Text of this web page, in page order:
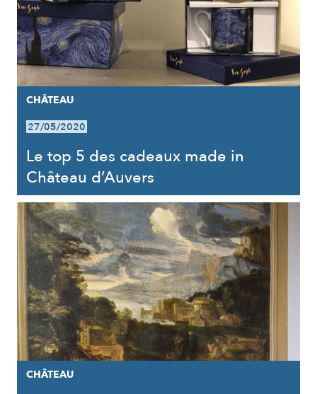
CHÂTEAU
27/05/2020
Le top 5 des cadeaux made in
Château d’Auvers
CHÂTEAU